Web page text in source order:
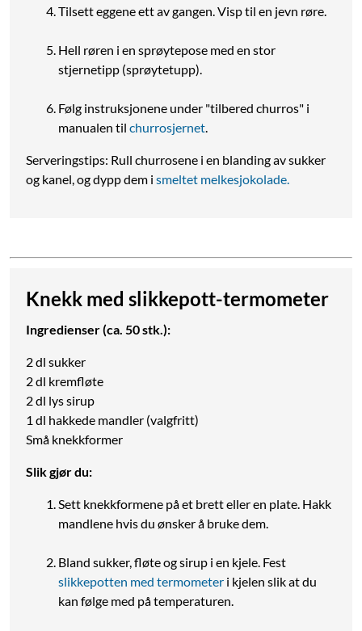
Tilsett eggene ett av gangen. Visp til en jevn røre.
Hell røren i en sprøytepose med en stor
stjernetipp (sprøytetupp).
Følg instruksjonene under "tilbered churros" i
manualen til churrosjernet.
Serveringstips: Rull churrosene i en blanding av sukker
og kanel, og dypp dem i smeltet melkesjokolade.
Knekk med slikkepott-termometer
Ingredienser (ca. 50 stk.):
2 dl sukker
2 dl kremfløte
2 dl lys sirup
1 dl hakkede mandler (valgfritt)
Små knekkformer
Slik gjør du:
Sett knekkformene på et brett eller en plate. Hakk
mandlene hvis du ønsker å bruke dem.
Bland sukker, fløte og sirup i en kjele. Fest
slikkepotten med termometer i kjelen slik at du
kan følge med på temperaturen.